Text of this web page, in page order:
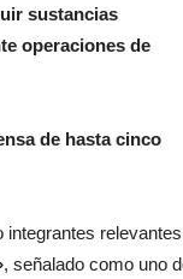
sustancias
operaciones de
de hasta cinco
integrantes relevantes
, señalado como uno